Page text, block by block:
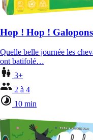
Hop ! Hop !
Quelle belle journée les
ont batifolé…
3+
2 à 4
10 min